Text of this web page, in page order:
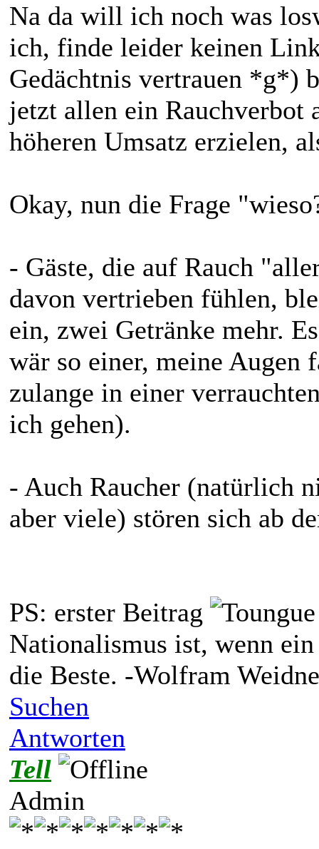
Na da will ich noch was
ich, finde leider keinen
Gedächtnis vertrauen *g*)
jetzt allen ein
höheren Umsatz erzielen,
Okay, nun die Frage
- Gäste, die auf Rauch
davon vertrieben fühlen,
ein, zwei Getränke mehr.
wär so einer, meine Augen
zulange in einer
ich gehen).
- Auch Raucher (natürlich
aber viele) stören sich ab
PS: erster Beitrag
Nationalismus ist, wenn
die Beste. -Wolfram
Suchen
Antworten
Tell
Admin